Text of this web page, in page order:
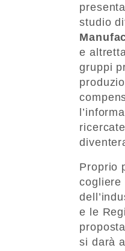
studio
e
gruppi
Proprio
cogliere
e le
si darà